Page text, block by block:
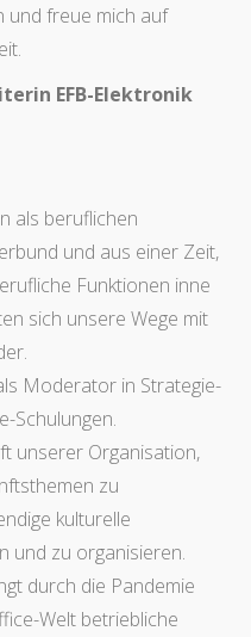
und freue mich auf
EFB-Elektronik
als beruflichen
und aus einer Zeit,
Funktionen inne
sich unsere Wege mit
Moderator in Strategie-
Schulungen.
unserer Organisation,
zu
kulturelle
und zu organisieren.
durch die Pandemie
Welt betriebliche